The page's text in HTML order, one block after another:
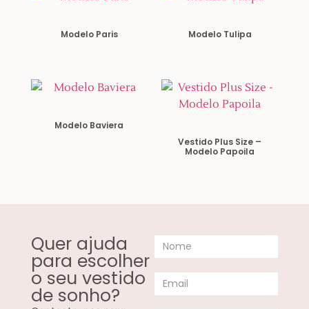
Modelo Paris Modelo Tulipa
Modelo Baviera
Vestido Plus Size –
Modelo Papoila
Quer ajuda
para escolher
o seu vestido
de sonho?